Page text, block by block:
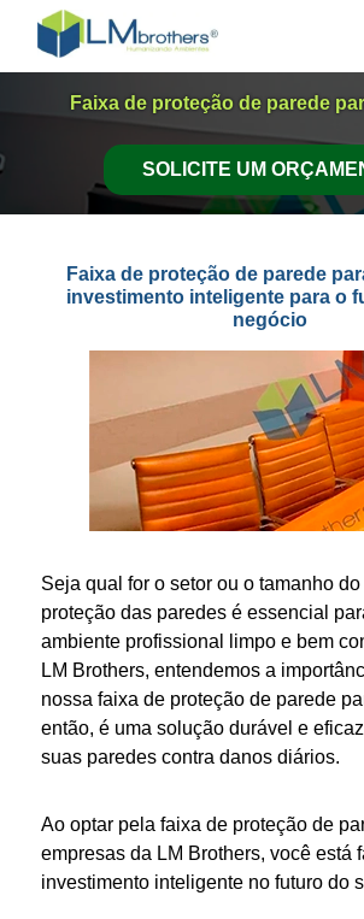
SEGMENTOS
CORPORATIVO
EDUCAÇÃO
INDUSTRIAL
(11) 4456-3731
CONTATO
Faixa de proteção de parede
SOLICITE UM
Faixa de proteção de parede
investimento inteligente para o
negócio
Seja qual for o setor ou o tamanho
proteção das paredesé essencial
ambiente profissional limpo e bem
LM Brothers, entendemos a
nossa faixa de proteção de parede
então, é uma solução durável e
suas paredescontra danos diários.
Ao optar pela faixa de proteção de
empresasda LM Brothers, você está
investimento inteligente no futuro do